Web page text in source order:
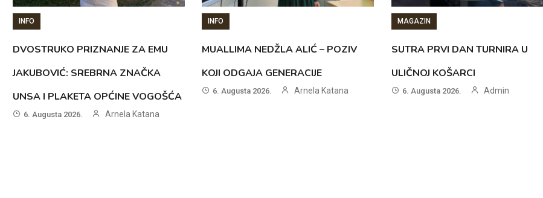
INFO
DVOSTRUKO PRIZNANJE ZA EMU
JAKUBOVIĆ: SREBRNA ZNAČKA
UNSA I PLAKETA OPĆINE VOGOŠĆA
6. Augusta 2026. Arnela Katana
INFO
MUALLIMA NEDŽLA ALIĆ – POZIV
KOJI ODGAJA GENERACIJE
6. Augusta 2026. Arnela Katana
MAGAZIN
SUTRA PRVI DAN TURNIRA U
ULIČNOJ KOŠARCI
6. Augusta 2026. Admin